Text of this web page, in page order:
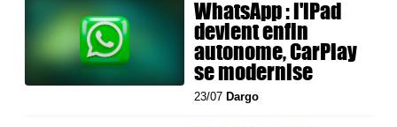
WhatsApp : l'iPad
devient enfin
autonome, CarPlay
se modernise
23/07 Dargo